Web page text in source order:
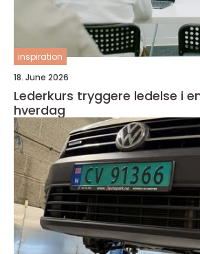
inspiration
18. June 2026
Lederkurs tryggere ledelse i en travel
hverdag